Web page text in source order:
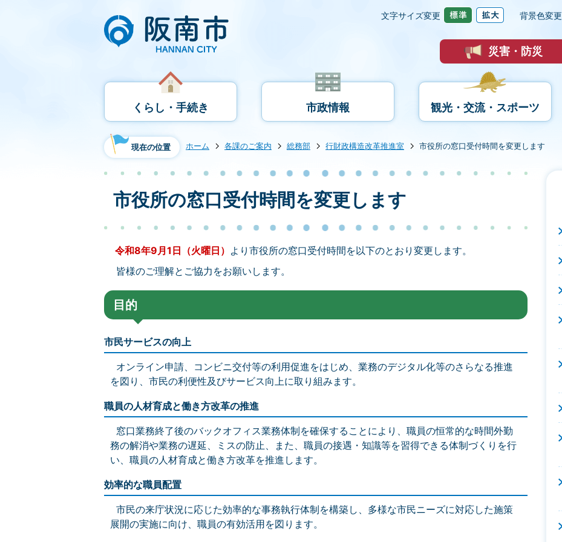
文字サイズ変更 背景色変更
災害・防災
くらし・手続き 市政情報 観光・交流・スポーツ
現在の位置 ホーム 各課のご案内 総務部 行財政構造改革推進室 市役所の窓口受付時間を変更します
市役所の窓口受付時間を変更します
令和8年9月1日（火曜日） より市役所の窓口受付時間を以下のとおり変更します。
皆様のご理解とご協力をお願いします。
目的
市民サービスの向上
オンライン申請、コンビニ交付等の利用促進をはじめ、業務のデジタル化等のさらなる推進
を図り、市民の利便性及びサービス向上に取り組みます。
職員の人材育成と働き方改革の推進
窓口業務終了後のバックオフィス業務体制を確保することにより、職員の恒常的な時間外勤
務の解消や業務の遅延、ミスの防止、また、職員の接遇・知識等を習得できる体制づくりを行
い、職員の人材育成と働き方改革を推進します。
効率的な職員配置
市民の来庁状況に応じた効率的な事務執行体制を構築し、多様な市民ニーズに対応した施策
展開の実施に向け、職員の有効活用を図ります。